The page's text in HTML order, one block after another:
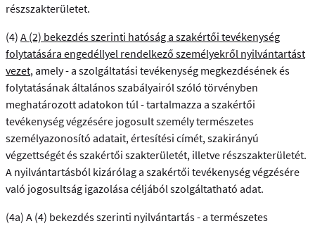
részszakterületet.
(4) A (2) bekezdés szerinti hatóság a szakértői tevékenység
folytatására engedéllyel rendelkező személyekről nyilvántartást
vezet, amely - a szolgáltatási tevékenység megkezdésének és
folytatásának általános szabályairól szóló törvényben
meghatározott adatokon túl - tartalmazza a szakértői
tevékenység végzésére jogosult személy természetes
személyazonosító adatait, értesítési címét, szakirányú
végzettségét és szakértői szakterületét, illetve részszakterületét.
A nyilvántartásból kizárólag a szakértői tevékenység végzésére
való jogosultság igazolása céljából szolgáltatható adat.
(4a) A (4) bekezdés szerinti nyilvántartás - a természetes